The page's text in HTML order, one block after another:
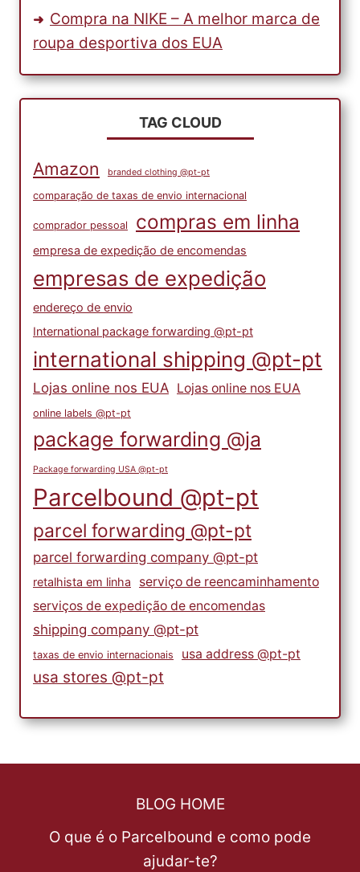
Compra na NIKE – A melhor marca de
roupa desportiva dos EUA
TAG CLOUD
Amazon branded clothing @pt-pt
comparação de taxas de envio internacional
comprador pessoal compras em linha
empresa de expedição de encomendas
empresas de expedição
endereço de envio
International package forwarding @pt-pt
international shipping @pt-pt
Lojas online nos EUA Lojas online nos EUA
online labels @pt-pt
package forwarding @ja
Package forwarding USA @pt-pt
Parcelbound @pt-pt
parcel forwarding @pt-pt
parcel forwarding company @pt-pt
retalhista em linha
serviço de reencaminhamento
serviços de expedição de encomendas
shipping company @pt-pt
taxas de envio internacionais usa address @pt-pt
usa stores @pt-pt
BLOG HOME
O que é o Parcelbound e como pode
ajudar-te?